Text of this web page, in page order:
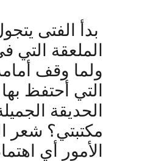
بدأ الفتى
الملعقة
ولما وقف
التي أحتفظ
الحديقة
مكتبتي؟ شعر
الأمور أي